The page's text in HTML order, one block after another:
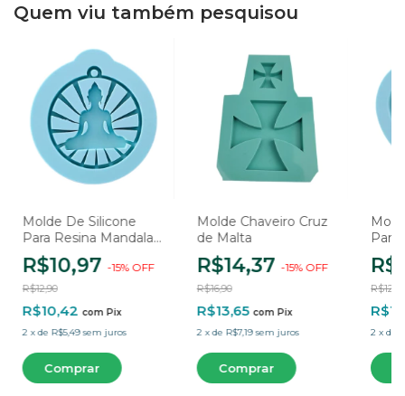
Quem viu também pesquisou
Molde De Silicone
Para Resina Mandala
Buda - 1 Cavidade
R$10,97 -15% OFF
R$12,90
R$10,42 com Pix
2 xde R$5,49 sem juros
Molde Chaveiro Cruz
de Malta
R$14,37 -15% OFF
R$16,90
R$13,65 com Pix
2 xde R$7,19 sem juros
Para
da
R$12,90
2 x de